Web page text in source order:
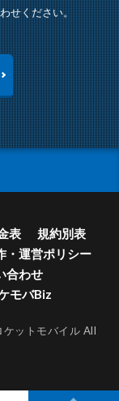
せください。
表
規約別表
・運営ポリシー
合わせ
モバBiz
ットモバイル All